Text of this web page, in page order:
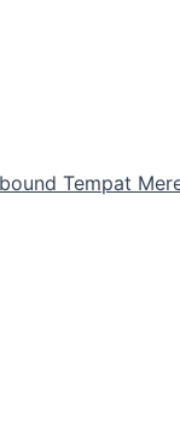
Tempat